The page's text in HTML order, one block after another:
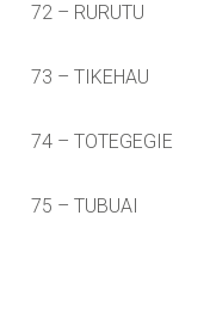
72 – RURUTU
73 – TIKEHAU
74 – TOTEGEGIE
75 – TUBUAI